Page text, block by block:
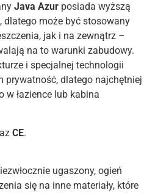
Java Azur posiada wyższą
dlatego może być stosowany
jak i na zewnątrz –
na to warunki zabudowy.
i specjalnej technologii
prywatność, dlatego najchętniej
w łazience lub kabina
CE.
ugaszony, ogień
się na inne materiały, które